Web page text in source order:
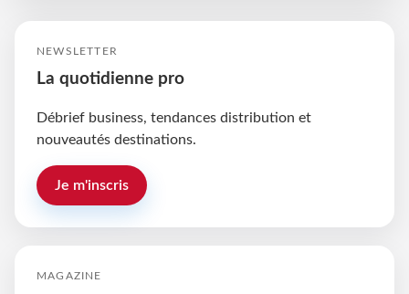
NEWSLETTER
La quotidienne pro
Débrief business, tendances distribution et
nouveautés destinations.
Je m'inscris
MAGAZINE